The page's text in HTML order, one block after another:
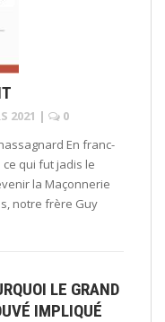
2021 |
0
En franc-
qui fut jadis le
la Maçonnerie
notre frère Guy
LE GRAND
IMPLIQUÉ